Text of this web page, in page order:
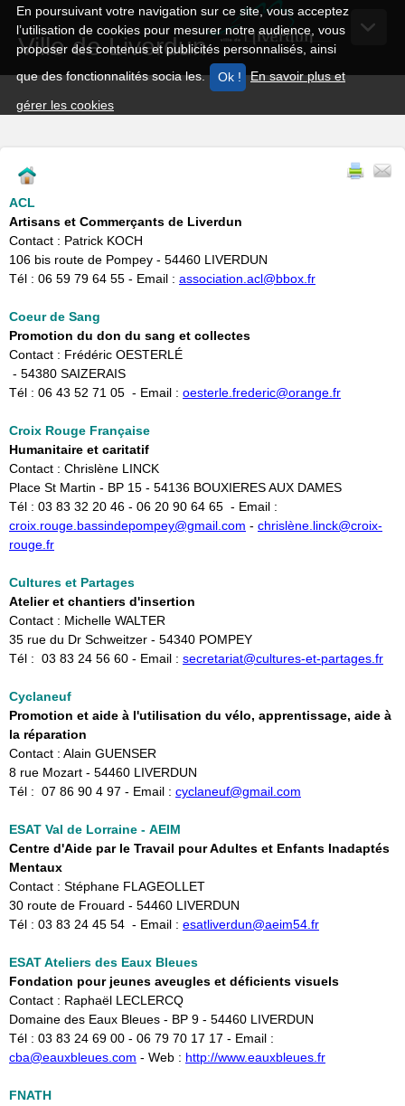
En poursuivant votre navigation sur ce site, vous acceptez
l’utilisation de cookies pour mesurer notre audience, vous
proposer des contenus et publicités personnalisés, ainsi
que des fonctionnalités socia les.
En savoir plus et
gérer les cookies
Ville de Liverdun
ACL
Artisans et Commerçants de Liverdun
Contact : Patrick KOCH
106 bis route de Pompey - 54460 LIVERDUN
Tél : 06 59 79 64 55 - Email : association.acl@bbox.fr
Coeur de Sang
Promotion du don du sang et collectes
Contact : Frédéric OESTERLÉ
- 54380 SAIZERAIS
Tél : 06 43 52 71 05 - Email : oesterle.frederic@orange.fr
Croix Rouge Française
Humanitaire et caritatif
Contact : Chrislène LINCK
Place St Martin - BP 15 - 54136 BOUXIERES AUX DAMES
Tél : 03 83 32 20 46 - 06 20 90 64 65 - Email :
croix.rouge.bassindepompey@gmail.com​ - chrislène.linck@croix-
rouge.fr
Cultures et Partages
Atelier et chantiers d'insertion
Contact : Michelle WALTER
35 rue du Dr Schweitzer - 54340 POMPEY
Tél : 03 83 24 56 60 - Email : secretariat@cultures-et-partages.fr
Cyclaneuf
Promotion et aide à l'utilisation du vélo, apprentissage, aide à
la réparation
Contact : Alain GUENSER
8 rue Mozart - 54460 LIVERDUN
Tél : 07 86 90 4 97 - Email : cyclaneuf@gmail.com
ESAT Val de Lorraine - AEIM
Centre d'Aide par le Travail pour Adultes et Enfants Inadaptés
Mentaux
Contact : Stéphane FLAGEOLLET
30 route de Frouard - 54460 LIVERDUN
Tél : 03 83 24 45 54 - Email : esatliverdun@aeim54.fr
ESAT Ateliers des Eaux Bleues
Fondation pour jeunes aveugles et déficients visuels
Contact : Raphaël LECLERCQ
Domaine des Eaux Bleues - BP 9 - 54460 LIVERDUN
Tél : 03 83 24 69 00 - 06 79 70 17 17 - Email :
cba@eauxbleues.com - ​Web : http://www.eauxbleues.fr
FNATH